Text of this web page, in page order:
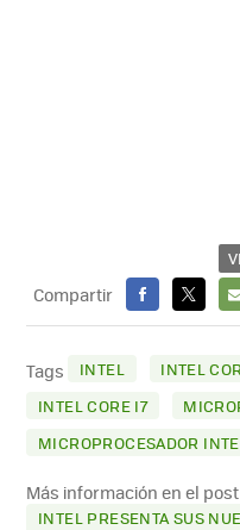
Compartir
FACEBOOK
X
Tags INTEL INTEL
INTEL CORE I7
MICROPROCESADOR
Más información en el post
INTEL PRESENTA SUS